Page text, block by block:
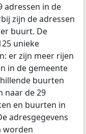
adressen in de
zijn de adressen
buurt. De
unieke
er zijn meer rijen
in de gemeente
buurten
naar de 29
en buurten in
adresgegevens
worden